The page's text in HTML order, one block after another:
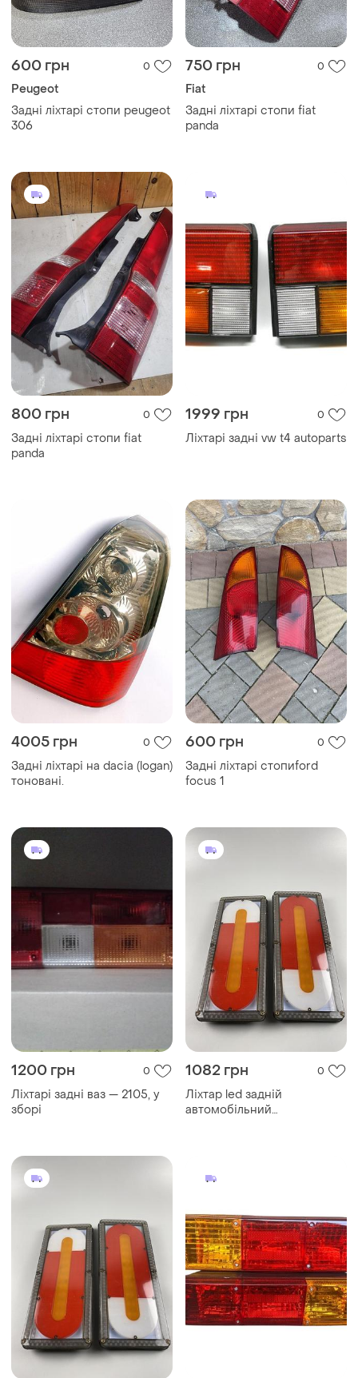
600 грн 0
Peugeot
Задні ліхтарі стопи peugeot
306
750 грн 0
Fiat
Задні ліхтарі стопи fiat
panda
800 грн 0
Задні ліхтарі стопи fiat
panda
1999 грн 0
Ліхтарі задні vw t4 autoparts
4005 грн 0
Задні ліхтарі на dacia (logan)
тоновані.
600 грн 0
Задні ліхтарі стопиford
focus 1
1200 грн 0
Ліхтарі задні ваз — 2105, у
зборі
1082 грн 0
Ліхтар led задній
автомобільний